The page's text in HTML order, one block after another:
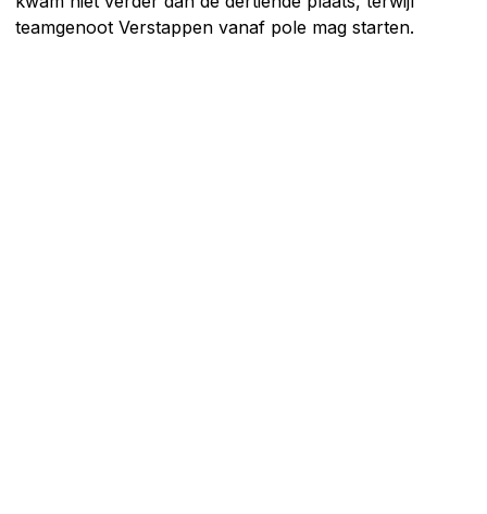
teamgenoot Verstappen vanaf pole mag starten.